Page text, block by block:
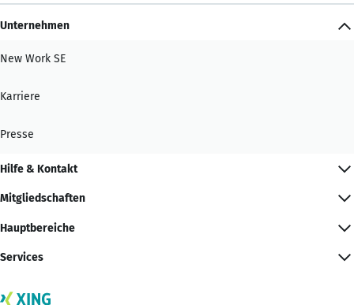
Unternehmen
New Work SE
Karriere
Presse
Hilfe & Kontakt
Mitgliedschaften
Hauptbereiche
Services